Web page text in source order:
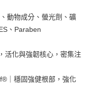
匯率變動而有所調整。
立即使用無須另外申請。
自動跳轉到大哥付的交易
款截止日，確認付款後即完
易確認頁面所載為準。
支付方式。 讓您購物簡單
動物成分、螢光劑、礦
、Paraben
活化與強韌核心，密集注
｜穩固強健根部，強化